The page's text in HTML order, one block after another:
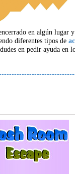
en algún lugar
diferentes tipos de
en pedir ayuda en